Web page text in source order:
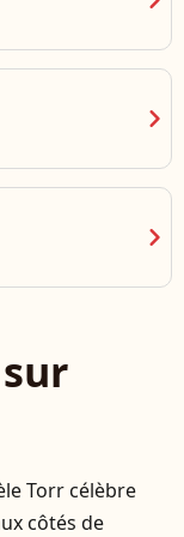
chevron_right
chevron_right
Torr célèbre
côtés de